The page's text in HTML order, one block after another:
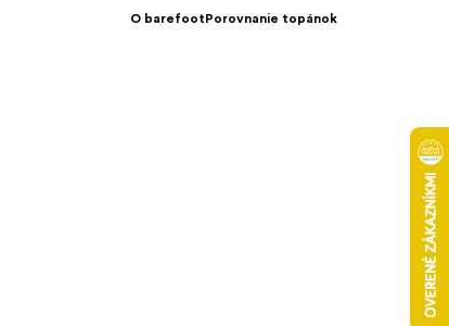
O barefootPorovnanie topánok